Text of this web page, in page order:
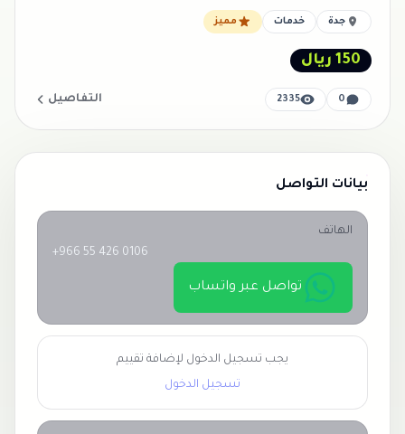
جدة خدمات مميز
150 ريال
0
2335 التفاصيل
بيانات التواصل
الهاتف
+966 55 426 0106
تواصل عبر واتساب
يجب تسجيل الدخول لإضافة تقييم
تسجيل الدخول